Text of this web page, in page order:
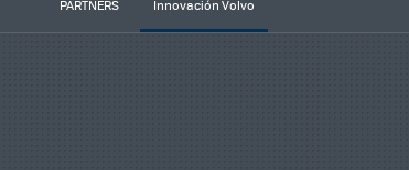
PARTNERS Innovación Volvo